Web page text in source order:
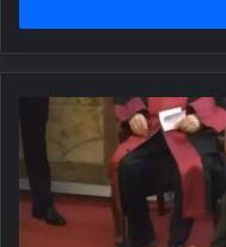
Haleva'nın
Cenazesinde